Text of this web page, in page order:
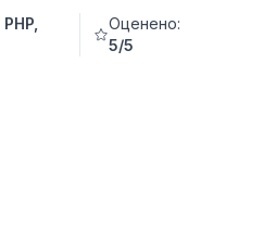
PHP,
Оценено:
5/5